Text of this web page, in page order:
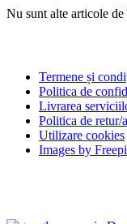
Nu sunt alte articole de
Termene și
Politica de
Livrarea
Politica de retur/
Utilizare cookies
Images by